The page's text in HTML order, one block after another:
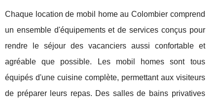
Chaque location de mobil home au Colombier comprend
un ensemble d'équipements et de services conçus pour
rendre le séjour des vacanciers aussi confortable et
agréable que possible. Les mobil homes sont tous
équipés d'une cuisine complète, permettant aux visiteurs
de préparer leurs repas. Des salles de bains privatives